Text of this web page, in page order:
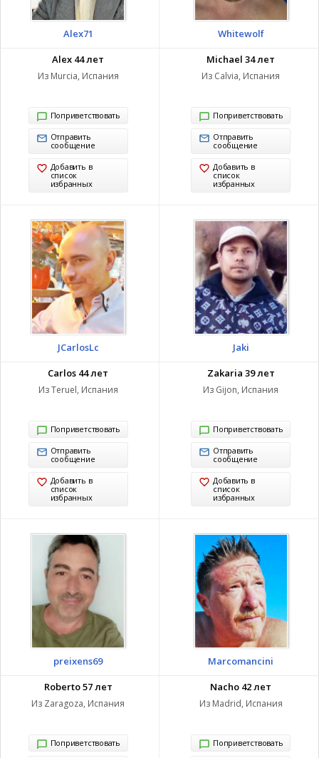
Alex71
Alex 44 лет
Из Murcia, Испания
Поприветствовать
Отправить
сообщение
Добавить в
список
избранных
Whitewolf
Michael 34 лет
Из Calvia, Испания
Поприветствовать
Отправить
сообщение
Добавить в
список
избранных
JCarlosLc
Carlos 44 лет
Из Teruel, Испания
Поприветствовать
Отправить
сообщение
Добавить в
список
избранных
Jaki
Zakaria 39 лет
Из Gijon, Испания
Поприветствовать
Отправить
сообщение
Добавить в
список
избранных
preixens69
Roberto 57 лет
Из Zaragoza, Испания
Поприветствовать
Marcomancini
Nacho 42 лет
Из Madrid, Испания
Поприветствовать